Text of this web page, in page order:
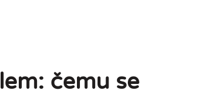
čemu se